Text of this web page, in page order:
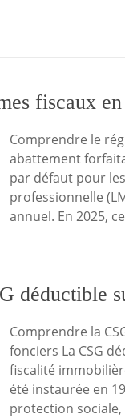
fiscaux
Comprendre le
abattement
par défaut pour
professionnelle
annuel. En 2025,
déductible
Comprendre la
fonciers La CSG
fiscalité
été instaurée en
protection